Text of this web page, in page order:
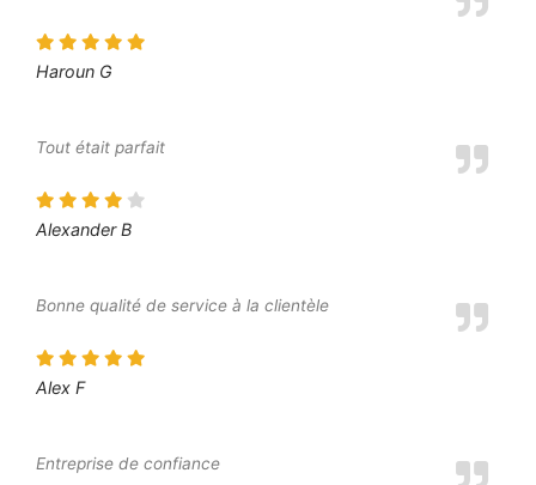
Haroun G
Tout était parfait
Alexander B
Bonne qualité de service à la clientèle
Alex F
Entreprise de confiance